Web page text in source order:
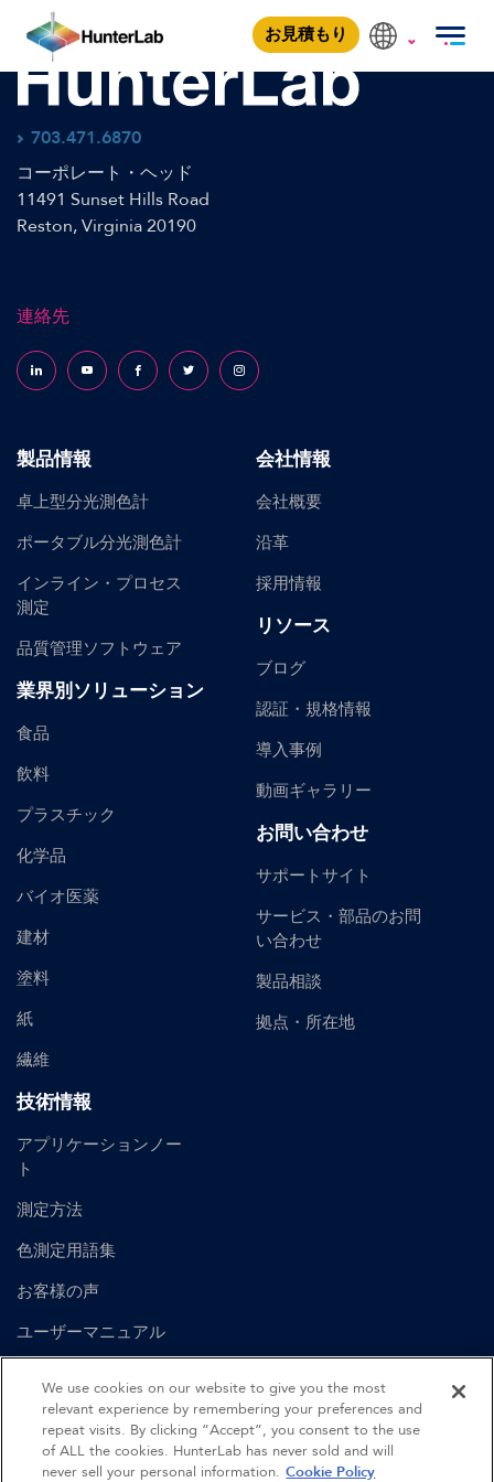
お見積もり
カラーフレックス L2 シトラス
703.471.6870
コーポレート・ヘッド
11491 Sunset Hills Road
Reston, Virginia 20190
連絡先
Follow us on LinkedInFollow us on YouTubeFollow us on Facebook
Follow us on X (formerly Twitter)
Follow us on Instagram
製品情報
卓上型分光測色計
ポータブル分光測色計
インライン・プロセス
測定
品質管理ソフトウェア
業界別ソリューション
食品
飲料
プラスチック
化学品
バイオ医薬
建材
塗料
紙
繊維
技術情報
アプリケーションノー
ト
測定方法
色測定用語集
お客様の声
ユーザーマニュアル
会社情報
会社概要
沿革
採用情報
リソース
ブログ
認証・規格情報
導入事例
動画ギャラリー
お問い合わせ
サポートサイト
サービス・部品のお問
い合わせ
製品相談
拠点・所在地
English Spanish British English German
©2026Hunter Associates Laboratory, Inc.
We use cookies on our website to give you the most
relevant experience by remembering your preferences and
repeat visits. By clicking “Accept”, you consent to the use
of ALL the cookies. HunterLab has never sold and will
never sell your personal information. Cookie Policy